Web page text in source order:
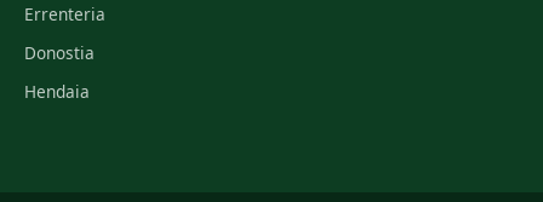
Errenteria
Donostia
Hendaia